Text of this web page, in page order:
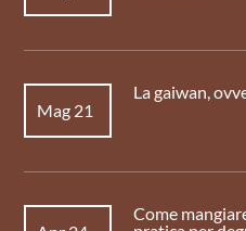
La gaiwan,
Mag 21
Come